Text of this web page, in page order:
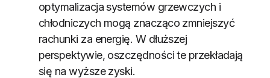
optymalizacja systemów grzewczych i
chłodniczych mogą znacząco zmniejszyć
rachunki za energię. W dłuższej
perspektywie, oszczędności te przekładają
się na wyższe zyski.